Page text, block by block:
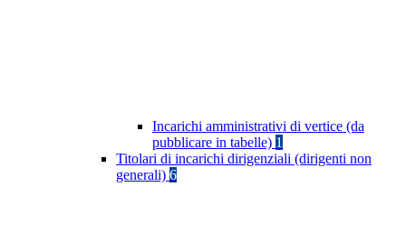
Incarichi amministrativi di vertice (da
pubblicare in tabelle) 1
Titolari di incarichi dirigenziali (dirigenti non
generali) 6